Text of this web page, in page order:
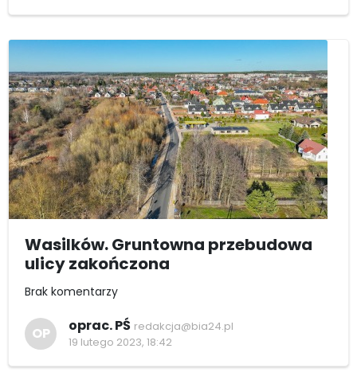
Wasilków. Gruntowna przebudowa
ulicy zakończona
Brak komentarzy
OP oprac. PŚ redakcja@bia24.pl
19 lutego 2023, 18:42